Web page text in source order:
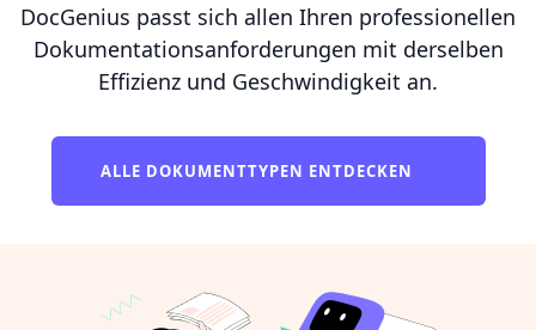
DocGenius passt sich allen Ihren professionellen
Dokumentationsanforderungen mit derselben
Effizienz und Geschwindigkeit an.
ALLE DOKUMENTTYPEN ENTDECKEN